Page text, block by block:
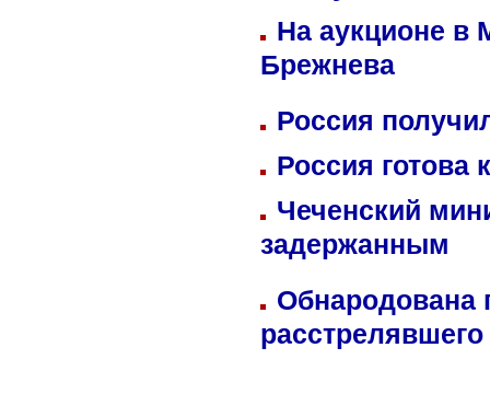
На аукционе в
Брежнева
Россия
Россия готова
Чеченский
задержанным
Обнародована